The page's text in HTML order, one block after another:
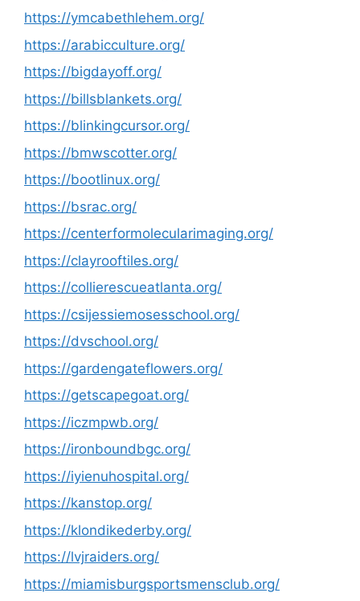
https://ymcabethlehem.org/
https://arabicculture.org/
https://bigdayoff.org/
https://billsblankets.org/
https://blinkingcursor.org/
https://bmwscotter.org/
https://bootlinux.org/
https://bsrac.org/
https://centerformolecularimaging.org/
https://clayrooftiles.org/
https://collierescueatlanta.org/
https://csijessiemosesschool.org/
https://dvschool.org/
https://gardengateflowers.org/
https://getscapegoat.org/
https://iczmpwb.org/
https://ironboundbgc.org/
https://iyienuhospital.org/
https://kanstop.org/
https://klondikederby.org/
https://lvjraiders.org/
https://miamisburgsportsmensclub.org/